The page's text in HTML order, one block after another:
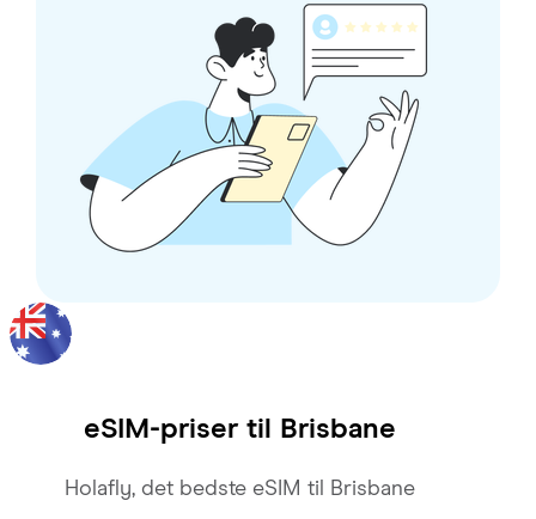
eSIM-priser til Brisbane
Holafly, det bedste eSIM til Brisbane